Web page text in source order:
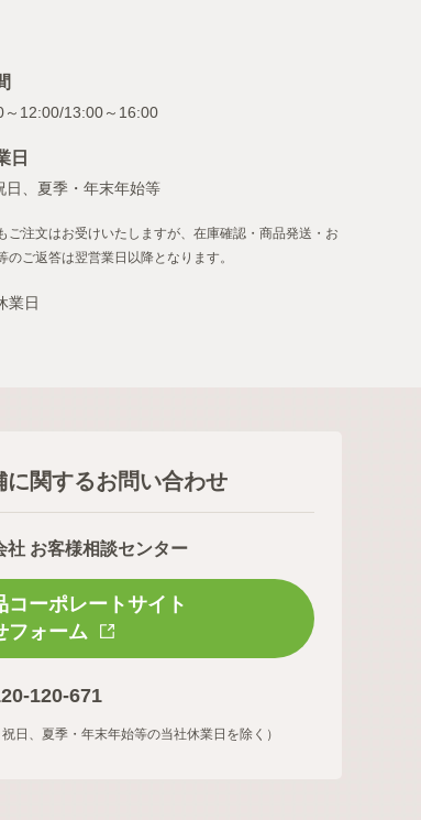
日
日、夏季・年末年始等
注文はお受けいたしますが、在庫確認・商品発送・お
のご返答は翌営業日以降となります。
業日
関するお問い合わせ
社 お客様相談センター
コーポレートサイト
フォーム
120-671
日、夏季・年末年始等の当社休業日を除く）